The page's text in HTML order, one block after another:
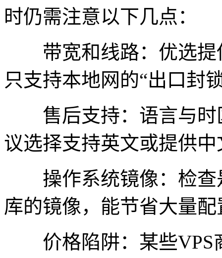
时仍需注意以下几点：
带宽和线路：优选提
只支持本地网的“出口封
售后支持：语言与时
议选择支持英文或提供
操作系统镜像：检查
库的镜像，能节省大量
价格陷阱：某些VPS